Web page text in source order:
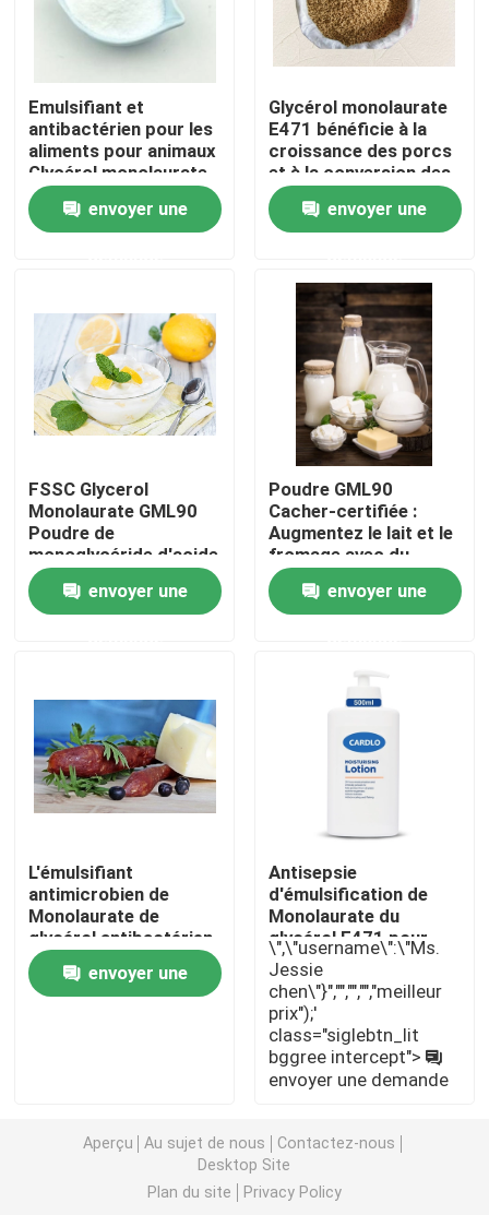
Produits
Vidéos
À propos de nous
Visite d'usine
Contrôle de qualité
Contactez-nous
Demandez une citation
Émulsifiant alimentaire E471
Émulsifiants alimentaires naturels
Monoglycéride distillé
Émulsifiant de promoteur de gâteau
Emulsifiant et
antibactérien pour les
aliments pour animaux
Glycérol monolaurate
GML90 dans les
aliments pour animaux
envoyer une
Glycérol monolaurate
E471 bénéficie à la
croissance des porcs
et à la conversion des
aliments pour animaux
envoyer une
FSSC Glycerol
Monolaurate GML90
Poudre de
monoglycéride d'acide
laurique émulsifiant de
qualité alimentaire
envoyer une
Poudre GML90
Cacher-certifiée :
Augmentez le lait et le
fromage avec du
glycérol Monolaurate
envoyer une
L'émulsifiant
antimicrobien de
Monolaurate de
glycérol antibactérien
prolongent la durée de
conservation pour les
hot-dogs
envoyer une
Antisepsie
d'émulsification de
Monolaurate du
glycérol E471 pour
des produits de soin
pour la peau
\",\"username\":\"Ms.
Jessie
chen\"}","","","","meilleur
prix");'
class="siglebtn_lit
bggree intercept">
envoyer une demande
Aperçu Au sujet de nous
Contactez-nous
Desktop Site
Plan du site
Privacy Policy